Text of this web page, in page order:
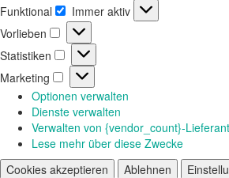
Funktional
Funktional
Immer aktiv
Vorlieben
Vorlieben
Statistiken
Statistiken
Marketing
Marketing
Optionen verwalten
Dienste verwalten
Verwalten von {vendor_count}-
Lese mehr über diese Zwecke
Cookies akzeptieren
Ablehnen